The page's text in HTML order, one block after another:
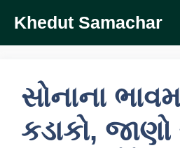
content
Khedut Samachar
સોનાના
કડાકો, જાણો